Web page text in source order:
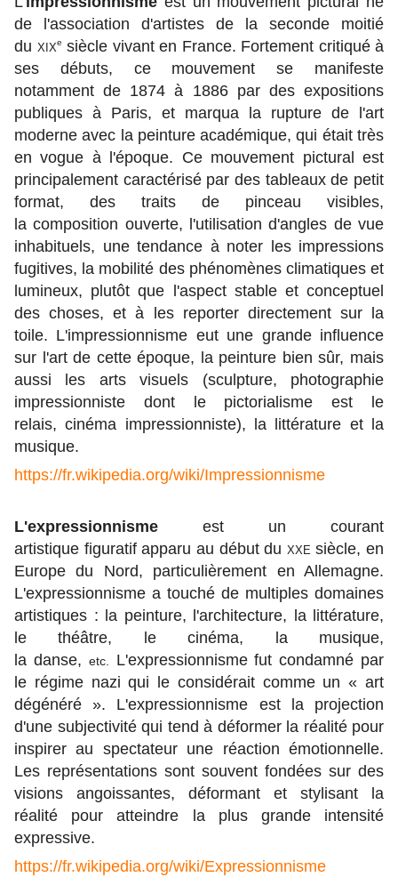
de l'association d'artistes de la seconde moitié
du xixe siècle vivant en France. Fortement critiqué à
ses débuts, ce mouvement se manifeste
notamment de 1874 à 1886 par des expositions
publiques à Paris, et marqua la rupture de l'art
moderne avec la peinture académique, qui était très
en vogue à l'époque. Ce mouvement pictural est
principalement caractérisé par des tableaux de petit
format, des traits de pinceau visibles,
la composition ouverte, l'utilisation d'angles de vue
inhabituels, une tendance à noter les impressions
fugitives, la mobilité des phénomènes climatiques et
lumineux, plutôt que l'aspect stable et conceptuel
des choses, et à les reporter directement sur la
toile. L'impressionnisme eut une grande influence
sur l'art de cette époque, la peinture bien sûr, mais
aussi les arts visuels (sculpture, photographie
impressionniste dont le pictorialisme est le
relais, cinéma impressionniste), la littérature et la
musique.
https://fr.wikipedia.org/wiki/Impressionnisme
L'expressionnisme est un courant
artistique figuratif apparu au début du xxesiècle, en
Europe du Nord, particulièrement en Allemagne.
L'expressionnisme a touché de multiples domaines
artistiques : la peinture, l'architecture, la littérature,
lethéâtre, lecinéma, la musique,
la danse, etc.
L'expressionnisme fut condamné par
le régime nazi qui le considérait comme un « art
dégénéré ». L'expressionnisme est la projection
d'une subjectivité qui tend à déformer la réalité pour
inspirer au spectateur une réaction émotionnelle.
Les représentations sont souvent fondées sur des
visions angoissantes, déformant et stylisant la
réalité pour atteindre la plus grande intensité
expressive.
https://fr.wikipedia.org/wiki/Expressionnisme